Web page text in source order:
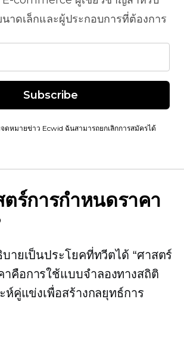
นาดเล็กและผู้ประกอบการที่ต้องการ
Subscribe
ดหมายข่าว Ecwid ฉันสามารถยกเลิกการสมัครได้
ร์การกำหนดราคา
ายเป็นประโยคที่ทวีตได้ “ศาสตร์
าคือการใช้แบบจำลองทางสถิติ
ห์คู่แข่งเพื่อสร้างกลยุทธ์การ